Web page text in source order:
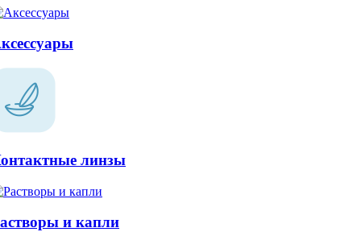
линзы
и капли